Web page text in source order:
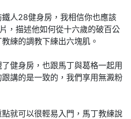
人28健身房，我相信你也應該
，描述他如何從十六歲的破百公
練的調教下練出六塊肌。
健身房，也跟馬丁與葛格一起用
講的是一致的，我們享用無澱粉
就可以很輕易入門，馬丁教練說